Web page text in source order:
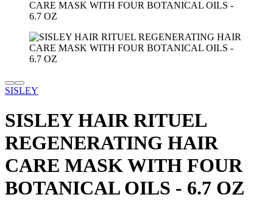
SISLEY
SISLEY HAIR RITUEL
REGENERATING HAIR
CARE MASK WITH FOUR
BOTANICAL OILS - 6.7 OZ